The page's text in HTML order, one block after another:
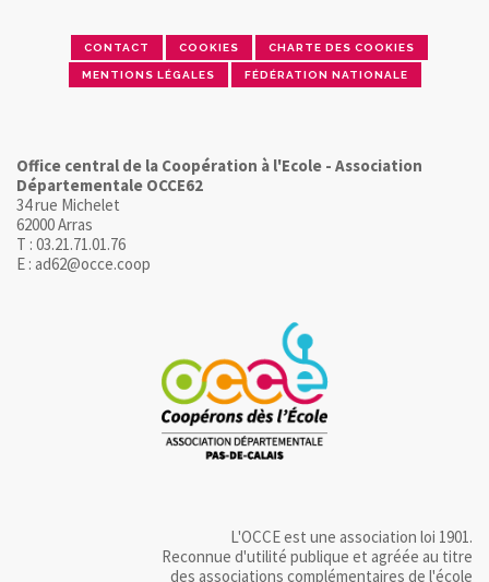
CONTACT COOKIES CHARTE DES COOKIES
MENTIONS LÉGALES FÉDÉRATION NATIONALE
Office central de la Coopération à l'Ecole - Association
Départementale OCCE62
34 rue Michelet
62000 Arras
T : 03.21.71.01.76
E : ad62@occe.coop
L'OCCE est une association loi 1901.
Reconnue d'utilité publique et agréée au titre
des associations complémentaires de l'école